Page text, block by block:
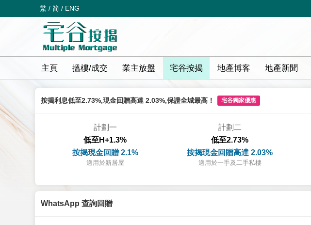
繁 / 简 / ENG
主頁 搵樓/成交 業主放盤 宅谷按揭 地產博客 地產新聞
按揭利息低至2.73%,現金回贈高達 2.03%,保證全城最高！ 宅谷獨家優惠
計劃一
低至H+1.3%
按揭現金回贈 2.1%
適用於新居屋
計劃二
低至2.73%
按揭現金回贈高達 2.03%
適用於一手及二手私樓
WhatsApp 查詢回贈